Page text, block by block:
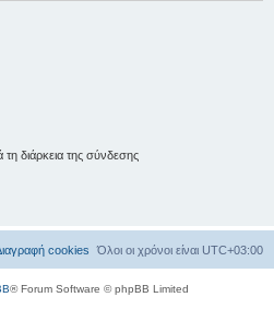
διάρκεια της σύνδεσης
Όλοι οι χρόνοι είναι UTC+03:00
cookies
® Forum Software © phpBB Limited